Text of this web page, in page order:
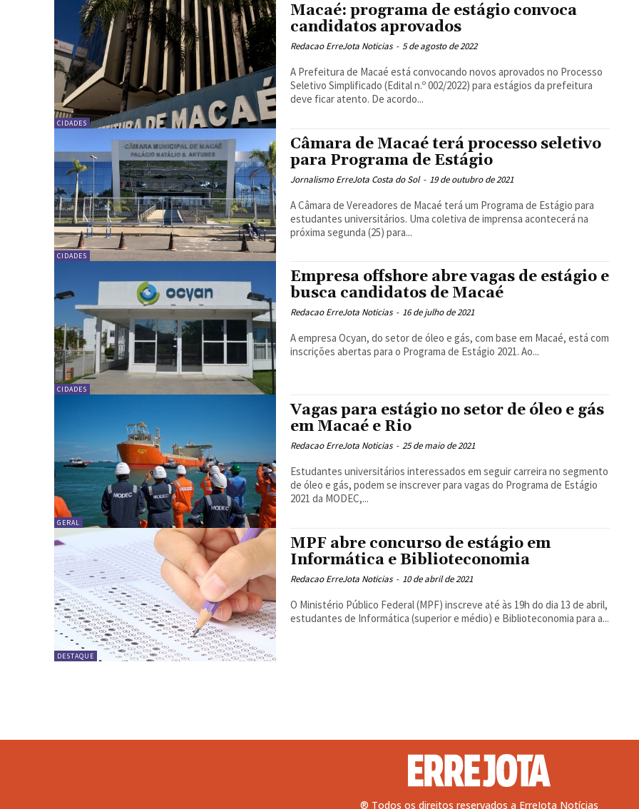
CIDADES
Macaé: programa de estágio convoca
candidatos aprovados
Redacao ErreJota Noticias - 5 de agosto de 2022
A Prefeitura de Macaé está convocando novos aprovados no Processo
Seletivo Simplificado (Edital n.º 002/2022) para estágios da prefeitura
deve ficar atento. De acordo...
CIDADES
Câmara de Macaé terá processo seletivo
para Programa de Estágio
Jornalismo ErreJota Costa do Sol - 19 de outubro de 2021
A Câmara de Vereadores de Macaé terá um Programa de Estágio para
estudantes universitários. Uma coletiva de imprensa acontecerá na
próxima segunda (25) para...
CIDADES
Empresa offshore abre vagas de estágio e
busca candidatos de Macaé
Redacao ErreJota Noticias - 16 de julho de 2021
A empresa Ocyan, do setor de óleo e gás, com base em Macaé, está com
inscrições abertas para o Programa de Estágio 2021. Ao...
GERAL
Vagas para estágio no setor de óleo e gás
em Macaé e Rio
Redacao ErreJota Noticias - 25 de maio de 2021
Estudantes universitários interessados em seguir carreira no segmento
de óleo e gás, podem se inscrever para vagas do Programa de Estágio
2021 da MODEC,...
DESTAQUE
MPF abre concurso de estágio em
Informática e Biblioteconomia
Redacao ErreJota Noticias - 10 de abril de 2021
O Ministério Público Federal (MPF) inscreve até às 19h do dia 13 de abril,
estudantes de Informática (superior e médio) e Biblioteconomia para a...
® Todos os direitos reservados a ErreJota Notícias